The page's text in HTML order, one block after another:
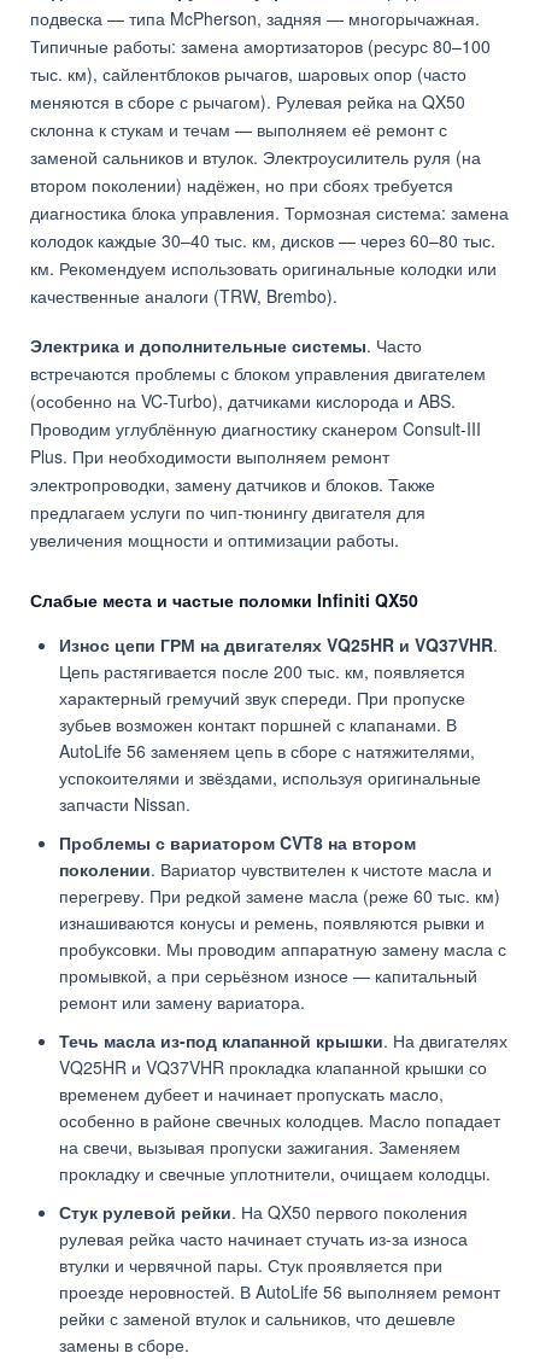
подвеска — типа McPherson, задняя — многорычажная.
Типичные работы: замена амортизаторов (ресурс 80–100
тыс. км), сайлентблоков рычагов, шаровых опор (часто
меняются в сборе с рычагом). Рулевая рейка на QX50
склонна к стукам и течам — выполняем её ремонт с
заменой сальников и втулок. Электроусилитель руля (на
втором поколении) надёжен, но при сбоях требуется
диагностика блока управления. Тормозная система: замена
колодок каждые 30–40 тыс. км, дисков — через 60–80 тыс.
км. Рекомендуем использовать оригинальные колодки или
качественные аналоги (TRW, Brembo).
Электрика и дополнительные системы. Часто
встречаются проблемы с блоком управления двигателем
(особенно на VC-Turbo), датчиками кислорода и ABS.
Проводим углублённую диагностику сканером Consult-III
Plus. При необходимости выполняем ремонт
электропроводки, замену датчиков и блоков. Также
предлагаем услуги по чип-тюнингу двигателя для
увеличения мощности и оптимизации работы.
Слабые места и частые поломки Infiniti QX50
Износ цепи ГРМ на двигателях VQ25HR и VQ37VHR.
Цепь растягивается после 200 тыс. км, появляется
характерный гремучий звук спереди. При пропуске
зубьев возможен контакт поршней с клапанами. В
AutoLife 56 заменяем цепь в сборе с натяжителями,
успокоителями и звёздами, используя оригинальные
запчасти Nissan.
Проблемы с вариатором CVT8 на втором
поколении. Вариатор чувствителен к чистоте масла и
перегреву. При редкой замене масла (реже 60 тыс. км)
изнашиваются конусы и ремень, появляются рывки и
пробуксовки. Мы проводим аппаратную замену масла с
промывкой, а при серьёзном износе — капитальный
ремонт или замену вариатора.
Течь масла из-под клапанной крышки. На двигателях
VQ25HR и VQ37VHR прокладка клапанной крышки со
временем дубеет и начинает пропускать масло,
особенно в районе свечных колодцев. Масло попадает
на свечи, вызывая пропуски зажигания. Заменяем
прокладку и свечные уплотнители, очищаем колодцы.
Стук рулевой рейки. На QX50 первого поколения
рулевая рейка часто начинает стучать из-за износа
втулки и червячной пары. Стук проявляется при
проезде неровностей. В AutoLife 56 выполняем ремонт
рейки с заменой втулок и сальников, что дешевле
замены в сборе.